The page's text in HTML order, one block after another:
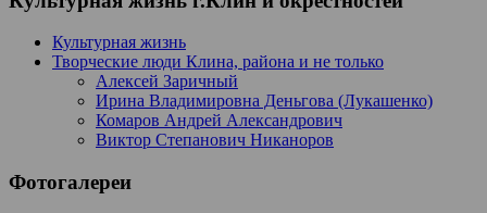
Культурная жизнь
Творческие люди Клина, района и не только
Алексей Заричный
Ирина Владимировна Деньгова (Лукашенко)
Комаров Андрей Александрович
Виктор Степанович Никаноров
Фотогалереи